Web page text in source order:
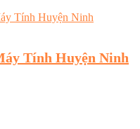
Tính Huyện Ninh